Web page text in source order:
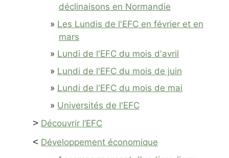
déclinaisons en Normandie
Les Lundis de l'EFC en février et en
mars
Lundi de l'EFC du mois d'avril
Lundi de l'EFC du mois de juin
Lundi de l'EFC du mois de mai
Universités de l'EFC
> Découvrir l’EFC
< Développement économique